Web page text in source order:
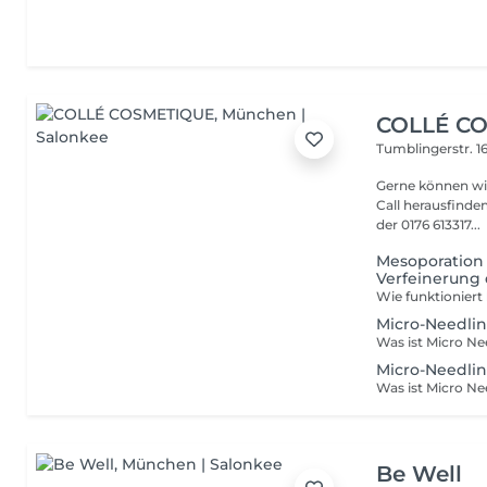
COLLÉ
Tumblingerstr.
Gerne können
Call
der 0176 613317...
Verfeinerung
Micro-
Micro-
Be Well